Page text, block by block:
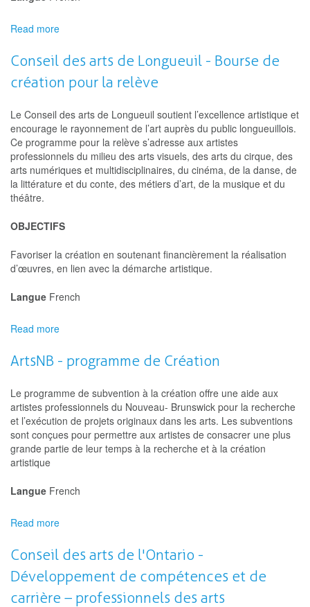
Read more
des
arts
de
-
Bourse
de
création
Conseil des arts de Longueuil - Bourse de
création pour la relève
Le Conseil des arts de Longueuil soutient l’excellence artistique et
encourage le rayonnement de l’art auprès du public longueuillois.
Ce programme pour la relève s’adresse aux artistes
professionnels du milieu des arts visuels, des arts du cirque, des
arts numériques et multidisciplinaires, du cinéma, de la danse, de
la littérature et du conte, des métiers d’art, de la musique et du
théâtre.
OBJECTIFS
Favoriser la création en soutenant financièrement la réalisation
d’œuvres, en lien avec la démarche artistique.
Langue French
Read more
des
arts
Longueuil
-
Bourse
de
création
relève
ArtsNB - programme de Création
Le programme de subvention à la création offre une aide aux
artistes professionnels du Nouveau- Brunswick pour la recherche
et l’exécution de projets originaux dans les arts. Les subventions
sont conçues pour permettre aux artistes de consacrer une plus
grande partie de leur temps à la recherche et à la création
artistique
Langue French
Read more
programme
de
Création
Conseil des arts de l'Ontario -
Développement de compétences et de
carrière – professionnels des arts